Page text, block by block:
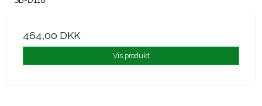
464,00 DKK
Vis produkt